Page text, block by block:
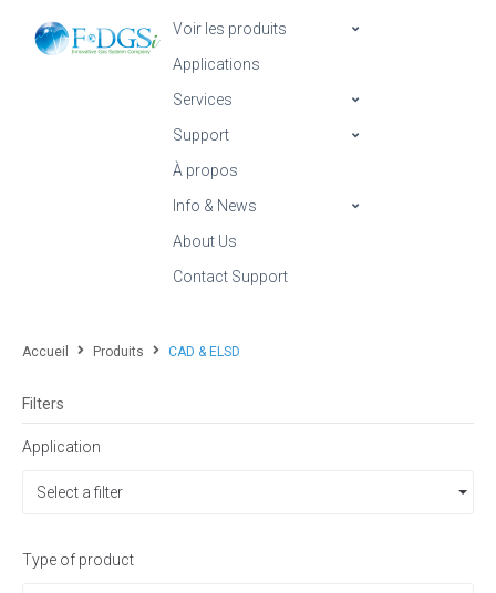
Voir les produits
Applications
Services
Support
À propos
Info & News
About Us
Contact Support
Accueil Produits CAD & ELSD
Filters
Application
Select a filter
Type of product